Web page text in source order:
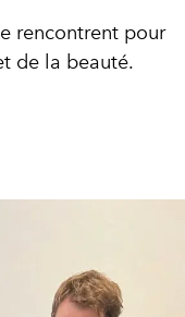
rencontrent pour
de la beauté.